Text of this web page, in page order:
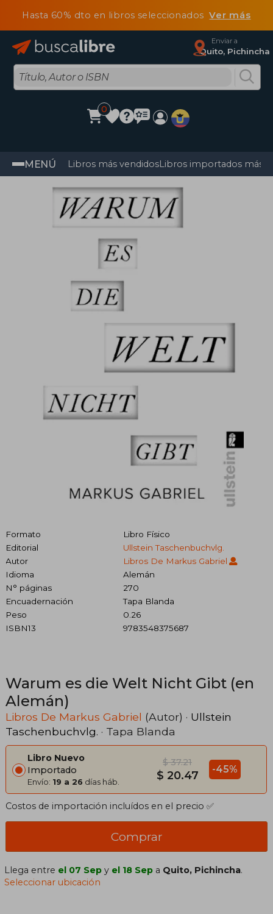
Hasta 60% dto en libros seleccionadosVer más
Enviar a
Quito, Pichincha
0
MENÚ Libros más vendidosLibros importados más
Formato
Libro Físico
Editorial
Ullstein Taschenbuchvlg.
Autor
Libros De Markus Gabriel
Idioma
Alemán
N° páginas
270
Encuadernación
Tapa Blanda
Peso
0.26
ISBN13
9783548375687
Warum es die Welt Nicht Gibt (en
Alemán)
Libros De Markus Gabriel (Autor) · Ullstein
Taschenbuchvlg. · Tapa Blanda
Libro Nuevo
Importado
Envío: 19 a 26 días háb.
$ 37.21
$ 20.47 -45%
Costos de importación incluídos en el precio ✅
Comprar
Llega entre el 07 Sep y el 18 Sep a Quito, Pichincha.
Seleccionar ubicación